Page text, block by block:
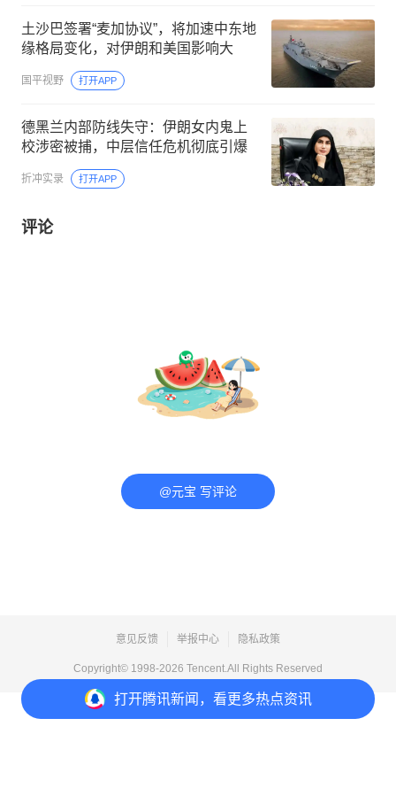
打开腾讯新闻，看更多热点资讯
土沙巴签署“麦加协议”，将加速中东地
缘格局变化，对伊朗和美国影响大
国平视野 打开APP
德黑兰内部防线失守：伊朗女内鬼上
校涉密被捕，中层信任危机彻底引爆
折冲实录 打开APP
评论
@元宝 写评论
意见反馈 举报中心 隐私政策
Copyright© 1998-2026 Tencent.All Rights Reserved